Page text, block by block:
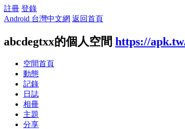
註冊 登錄
Android 台灣中文網 返回首頁
abcdegtxx的個人空間 https://
空間首頁
動態
記錄
日誌
相冊
主題
分享